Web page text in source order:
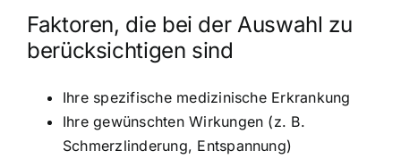
Faktoren, die bei der Auswahl zu
berücksichtigen sind
Ihre spezifische medizinische Erkrankung
Ihre gewünschten Wirkungen (z. B.
Schmerzlinderung, Entspannung)